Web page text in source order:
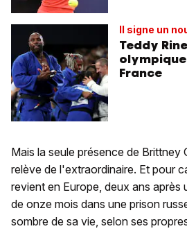
Il signe un
Teddy
France
Mais la seule présence de Brittney
relève de l'extraordinaire. Et pour
revient en Europe, deux ans après
de onze mois dans une prison
sombre de sa vie, selon ses